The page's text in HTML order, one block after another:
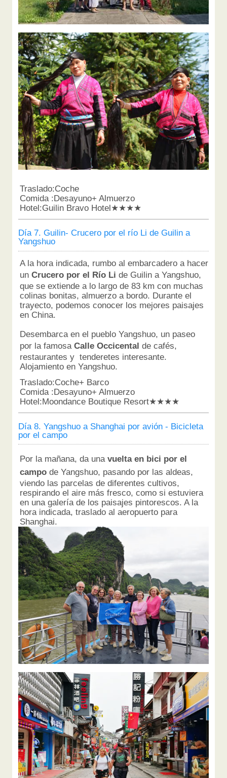
Traslado:Coche
Comida :Desayuno+ Almuerzo
Hotel:Guilin Bravo Hotel★★★★
Día 7. Guilin- Crucero por el río Li de Guilin a
Yangshuo
A la hora indicada, rumbo al embarcadero a hacer
unCrucero por el Río Li de Guilin a Yangshuo,
que se extiende a lo largo de 83 km con muchas
colinas bonitas, almuerzo a bordo. Durante el
trayecto, podemos conocer los mejores paisajes
en China.
Desembarca en el pueblo Yangshuo, un paseo
por la famosaCalle Occicentalde cafés,
restaurantes y tenderetes interesante.
Alojamiento en Yangshuo.
Traslado:Coche+ Barco
Comida :Desayuno+ Almuerzo
Hotel:Moondance Boutique Resort★★★★
Día 8. Yangshuo a Shanghai por avión - Bicicleta
por el campo
Por la mañana, da unavuelta en bici por el
campode Yangshuo, pasando por las aldeas,
viendo las parcelas de diferentes cultivos,
respirando el aire más fresco, como si estuviera
en una galería de los paisajes pintorescos. A la
hora indicada, traslado al aeropuerto para
Shanghai.